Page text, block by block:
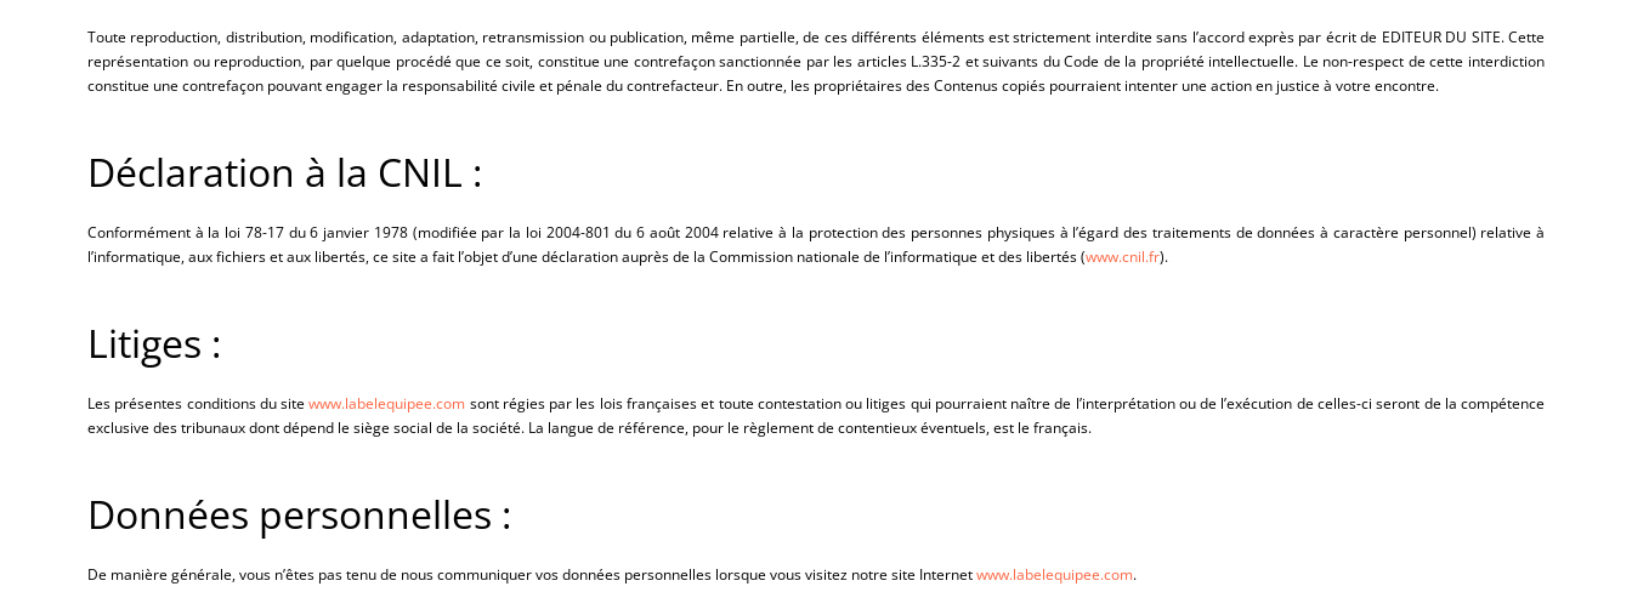
Toute reproduction, distribution, modification, adaptation, retransmission ou publication, même partielle, de ces différents éléments est strictement interdite sans l’accord exprès par écrit de EDITEUR DU SITE. Cette
représentation ou reproduction, par quelque procédé que ce soit, constitue une contrefaçon sanctionnée par les articles L.335-2 et suivants du Code de la propriété intellectuelle. Le non-respect de cette interdiction
constitue une contrefaçon pouvant engager la responsabilité civile et pénale du contrefacteur. En outre, les propriétaires des Contenus copiés pourraient intenter une action en justice à votre encontre.
Déclaration à la CNIL :
Conformément à la loi 78-17 du 6 janvier 1978 (modifiée par la loi 2004-801 du 6 août 2004 relative à la protection des personnes physiques à l’égard des traitements de données à caractère personnel) relative à
l’informatique, aux fichiers et aux libertés, ce site a fait l’objet d’une déclaration auprès de la Commission nationale de l’informatique et des libertés (www.cnil.fr).
Litiges :
Les présentes conditions du sitewww.labelequipee.com sont régies par les lois françaises et toute contestation ou litiges qui pourraient naître de l’interprétation ou de l’exécution de celles-ci seront de la compétence
exclusive des tribunaux dont dépend le siège social de la société. La langue de référence, pour le règlement de contentieux éventuels, est le français.
Données personnelles :
De manière générale, vous n’êtes pas tenu de nous communiquer vos données personnelles lorsque vous visitez notre site Internetwww.labelequipee.com.